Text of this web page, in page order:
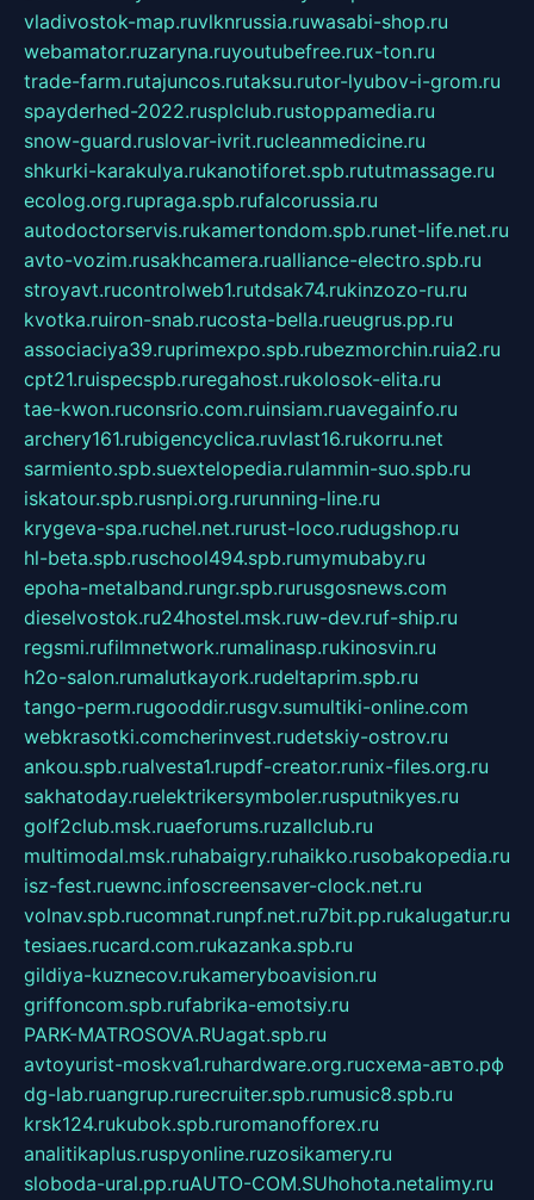
vladivostok-map.ruvlknrussia.ruwasabi-shop.ru
webamator.ruzaryna.ruyoutubefree.rux-ton.ru
trade-farm.rutajuncos.rutaksu.rutor-lyubov-i-grom.ru
spayderhed-2022.rusplclub.rustoppamedia.ru
snow-guard.ruslovar-ivrit.rucleanmedicine.ru
shkurki-karakulya.rukanotiforet.spb.rututmassage.ru
ecolog.org.rupraga.spb.rufalcorussia.ru
autodoctorservis.rukamertondom.spb.runet-life.net.ru
avto-vozim.rusakhcamera.rualliance-electro.spb.ru
stroyavt.rucontrolweb1.rutdsak74.rukinzozo-ru.ru
kvotka.ruiron-snab.rucosta-bella.rueugrus.pp.ru
associaciya39.ruprimexpo.spb.rubezmorchin.ruia2.ru
cpt21.ruispecspb.ruregahost.rukolosok-elita.ru
tae-kwon.ruconsrio.com.ruinsiam.ruavegainfo.ru
archery161.rubigencyclica.ruvlast16.rukorru.net
sarmiento.spb.suextelopedia.rulammin-suo.spb.ru
iskatour.spb.rusnpi.org.rurunning-line.ru
krygeva-spa.ruchel.net.rurust-loco.rudugshop.ru
hl-beta.spb.ruschool494.spb.rumymubaby.ru
epoha-metalband.rungr.spb.rurusgosnews.com
dieselvostok.ru24hostel.msk.ruw-dev.ruf-ship.ru
regsmi.rufilmnetwork.rumalinasp.rukinosvin.ru
h2o-salon.rumalutkayork.rudeltaprim.spb.ru
tango-perm.rugooddir.rusgv.sumultiki-online.com
webkrasotki.comcherinvest.rudetskiy-ostrov.ru
ankou.spb.rualvesta1.rupdf-creator.runix-files.org.ru
sakhatoday.ruelektrikersymboler.rusputnikyes.ru
golf2club.msk.ruaeforums.ruzallclub.ru
multimodal.msk.ruhabaigry.ruhaikko.rusobakopedia.ru
isz-fest.ruewnc.infoscreensaver-clock.net.ru
volnav.spb.rucomnat.runpf.net.ru7bit.pp.rukalugatur.ru
tesiaes.rucard.com.rukazanka.spb.ru
gildiya-kuznecov.rukameryboavision.ru
griffoncom.spb.rufabrika-emotsiy.ru
PARK-MATROSOVA.RUagat.spb.ru
avtoyurist-moskva1.ruhardware.org.ruсхема-авто.рф
dg-lab.ruangrup.rurecruiter.spb.rumusic8.spb.ru
krsk124.rukubok.spb.ruromanofforex.ru
analitikaplus.ruspyonline.ruzosikamery.ru
sloboda-ural.pp.ruAUTO-COM.SUhohota.netalimy.ru